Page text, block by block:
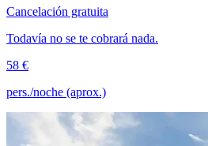
Cancelación gratuita
Todavía no se te cobrará nada.
58 €
pers./noche (aprox.)